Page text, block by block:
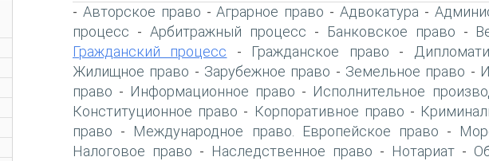
- Авторское право -Аграрное право - Адвокатура -
процесс - Арбитражный процесс - Банковское право -
Гражданский процесс - Гражданское право -
Жилищное право - Зарубежное право - Земельное право -
право - Информационное право - Исполнительное
Конституционное право - Корпоративное право -
право - Международное право. Европейское право -
Налоговое право - Наследственное право - Нотариат -